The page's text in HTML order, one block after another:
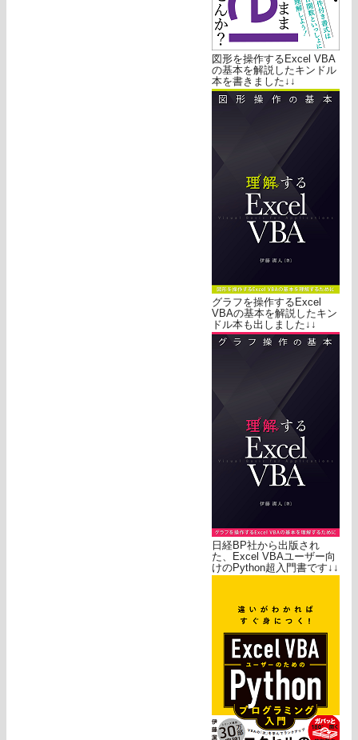
図形を操作するExcel VBA
の基本を解説したキンドル
本を書きました↓↓
グラフを操作するExcel
VBAの基本を解説したキン
ドル本も出しました↓↓
日経BP社から出版され
た、Excel VBAユーザー向
けのPython超入門書です↓↓